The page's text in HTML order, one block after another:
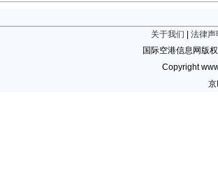
关于我们
法律声
国际空港信息网版
Copyright